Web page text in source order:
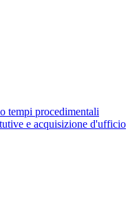
tempi procedimentali
e acquisizione d'ufficio